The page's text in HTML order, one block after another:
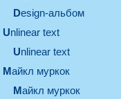
design-альбом
unlinear text
Unlinear text
майкл муркок
майкл муркок